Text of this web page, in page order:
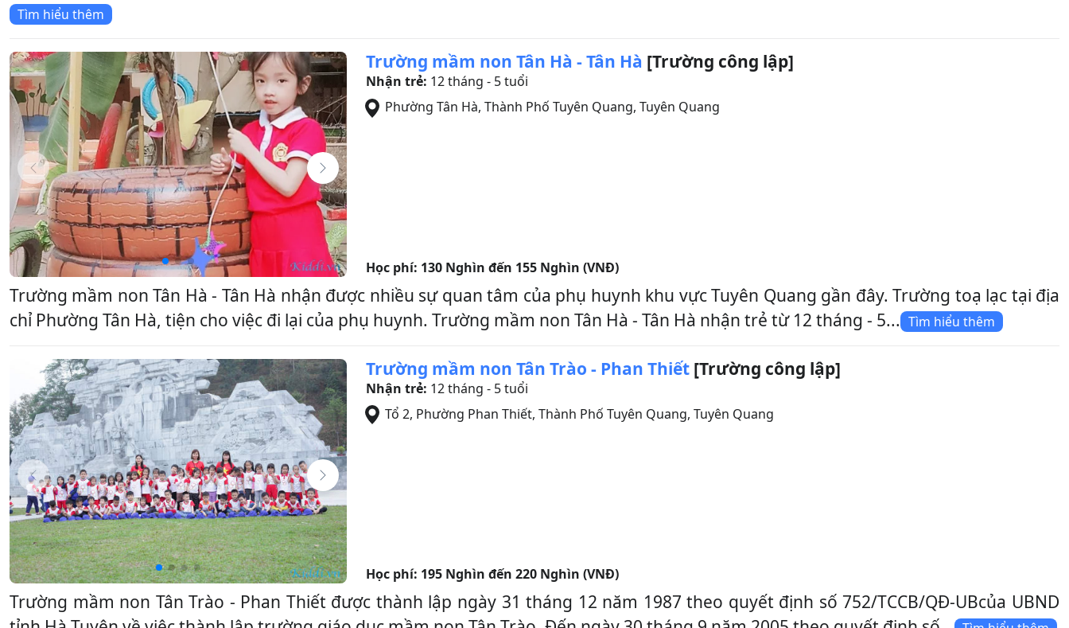
Tìm hiểu thêm
Trường mầm non Tân Hà - Tân Hà [Trường công lập]
Nhận trẻ: 12 tháng - 5 tuổi
Phường Tân Hà, Thành Phố Tuyên Quang, Tuyên Quang
Học phí: 130 Nghìn đến 155 Nghìn (VNĐ)
Trường mầm non Tân Hà - Tân Hà nhận được nhiều sự quan tâm của phụ huynh khu vực Tuyên Quang gần đây. Trường toạ lạc tại địa
chỉ Phường Tân Hà, tiện cho việc đi lại của phụ huynh. Trường mầm non Tân Hà - Tân Hà nhận trẻ từ 12 tháng - 5... Tìm hiểu thêm
Trường mầm non Tân Trào - Phan Thiết[Trường công lập]
Nhận trẻ: 12 tháng - 5 tuổi
Tổ 2, Phường Phan Thiết, Thành Phố Tuyên Quang, Tuyên Quang
Học phí: 195 Nghìn đến 220 Nghìn (VNĐ)
Trường mầm non Tân Trào - Phan Thiết được thành lập ngày 31 tháng 12 năm 1987 theo quyết định số 752/TCCB/QĐ-UBcủa UBND